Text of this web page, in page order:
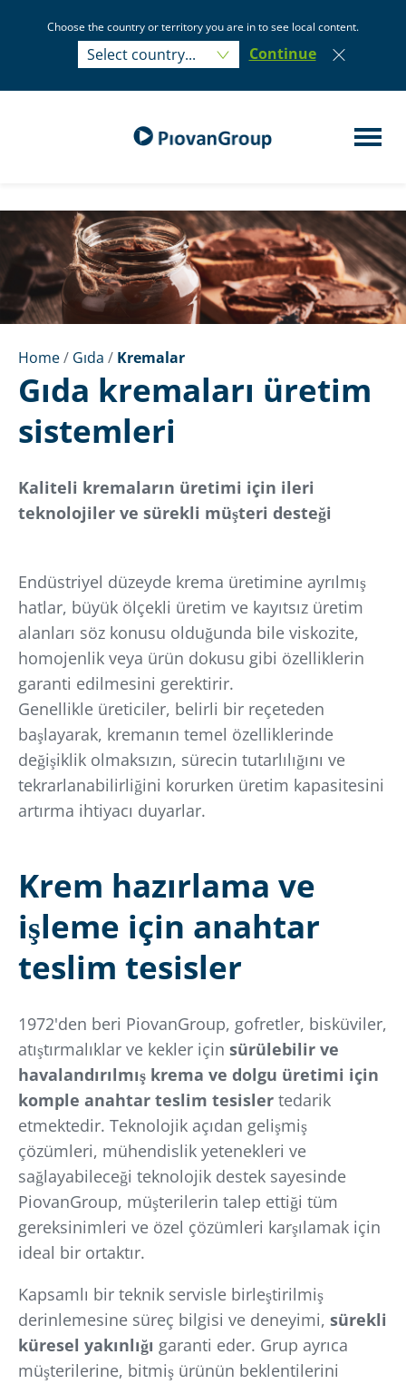
Choose the country or territory you are in to see local content.
Select country...
Select country... Continue
Home/ Gıda / Kremalar
Gıda kremaları üretim
sistemleri
Kaliteli kremaların üretimi için ileri
teknolojiler ve sürekli müşteri desteği
Endüstriyel düzeyde krema üretimine ayrılmış
hatlar, büyük ölçekli üretim ve kayıtsız üretim
alanları söz konusu olduğunda bile viskozite,
homojenlik veya ürün dokusu gibi özelliklerin
garanti edilmesini gerektirir.
Genellikle üreticiler, belirli bir reçeteden
başlayarak, kremanın temel özelliklerinde
değişiklik olmaksızın, sürecin tutarlılığını ve
tekrarlanabilirliğini korurken üretim kapasitesini
artırma ihtiyacı duyarlar.
Krem hazırlama ve
işleme için anahtar
teslim tesisler
1972'den beri PiovanGroup, gofretler, bisküviler,
atıştırmalıklar ve kekler için sürülebilir ve
havalandırılmış krema ve dolgu üretimi için
komple anahtar teslim tesisler tedarik
etmektedir. Teknolojik açıdan gelişmiş
çözümleri, mühendislik yetenekleri ve
sağlayabileceği teknolojik destek sayesinde
PiovanGroup, müşterilerin talep ettiği tüm
gereksinimleri ve özel çözümleri karşılamak için
ideal bir ortaktır.
Kapsamlı bir teknik servisle birleştirilmiş
derinlemesine süreç bilgisi ve deneyimi, sürekli
küresel yakınlığı garanti eder. Grup ayrıca
müşterilerine, bitmiş ürünün beklentilerini